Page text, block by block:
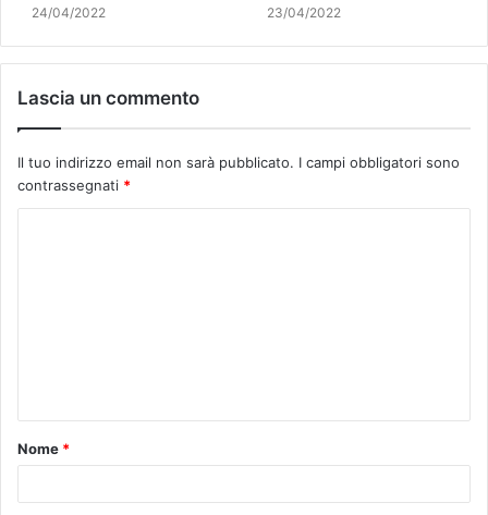
24/04/2022 23/04/2022
Lascia un commento
Il tuo indirizzo email non sarà pubblicato. I campi obbligatori sono
contrassegnati *
t
o
Nome *